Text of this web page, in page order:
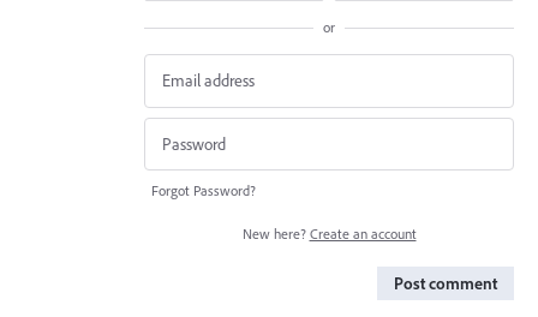
or
Forgot Password?
New here? Create an account
Post comment